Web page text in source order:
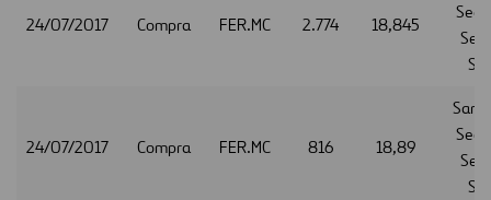
24/07/2017 Compra FER.MC 2.774 18,845
24/07/2017 Compra FER.MC 816 18,89